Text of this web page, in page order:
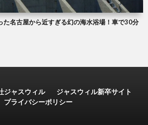
た名古屋から近すぎる幻の海水浴場！車で30分
ジャスウィル
ジャスウィル新卒サイト
プライバシーポリシー